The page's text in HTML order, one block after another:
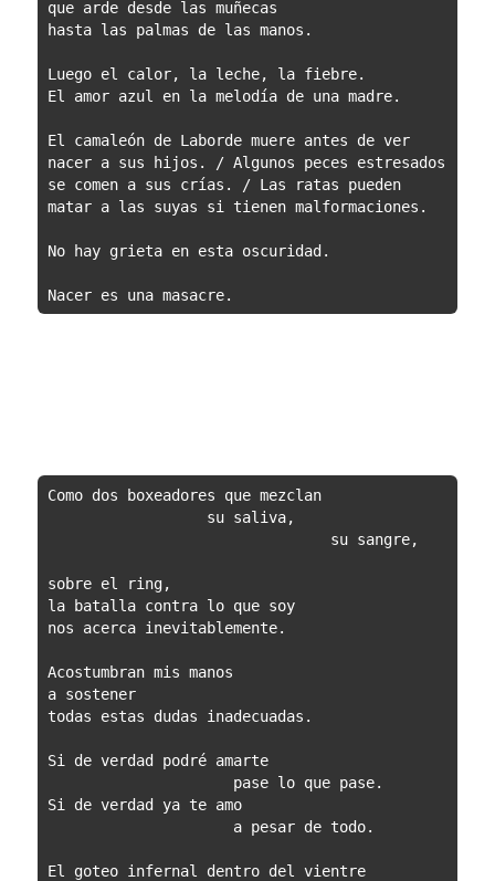
que arde desde las muñecas
hasta las palmas de las manos.
Luego el calor, la leche, la fiebre.
El amor azul en la melodía de una madre.
El camaleón de Laborde muere antes de ver
nacer a sus hijos. / Algunos peces estresados
se comen a sus crías. / Las ratas pueden
matar a las suyas si tienen malformaciones.
No hay grieta en esta oscuridad.
Nacer es una masacre.
Como dos boxeadores que mezclan
                  su saliva,
                                su sangre,
sobre el ring,
la batalla contra lo que soy
nos acerca inevitablemente.
Acostumbran mis manos
a sostener
todas estas dudas inadecuadas.
Si de verdad podré amarte
                     pase lo que pase.
Si de verdad ya te amo
                     a pesar de todo.
El goteo infernal dentro del vientre